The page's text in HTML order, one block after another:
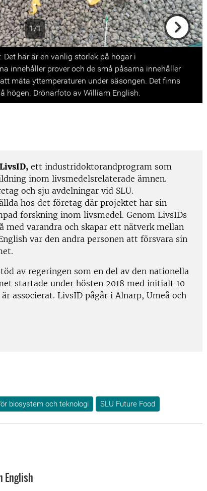
1/1
här är en vanlig storlek på högar i
innehåller prover och de små påsarna innehåller
mäta yttemperaturen under säsongen. Det finns
högen. Drönarfoto av William English.
LivsID, ett industridoktorandprogram som
inom livsmedelsrelaterade ämnen.
och sju avdelningar vid SLU.
hos det företag där projektet har sin
forskning inom livsmedel. Genom LivsIDs
med varandra och skapar ett nätverk mellan
var den andra personen att försvara sin
av regeringen som en del av den nationella
startade under hösten 2018 med initialt 10
associerat. LivsID pågår i Alnarp, Umeå och
biosystem och teknologi SLU Future Food
English